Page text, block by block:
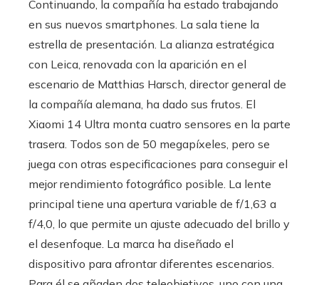
Continuando, la compañía ha estado trabajando
en sus nuevos smartphones. La sala tiene la
estrella de presentación. La alianza estratégica
con Leica, renovada con la aparición en el
escenario de Matthias Harsch, director general de
la compañía alemana, ha dado sus frutos. El
Xiaomi 14 Ultra monta cuatro sensores en la parte
trasera. Todos son de 50 megapíxeles, pero se
juega con otras especificaciones para conseguir el
mejor rendimiento fotográfico posible. La lente
principal tiene una apertura variable de f/1,63 a
f/4,0, lo que permite un ajuste adecuado del brillo y
el desenfoque. La marca ha diseñado el
dispositivo para afrontar diferentes escenarios.